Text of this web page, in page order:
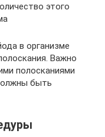
этого
в организме
Важно
полосканиями
быть